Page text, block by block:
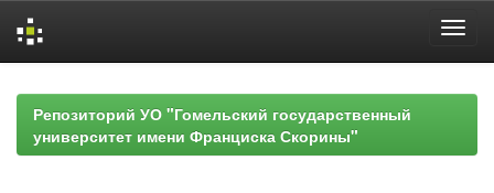
navigationРепозиторий УО "Гомельский государственный
университет имени Франциска Скорины"